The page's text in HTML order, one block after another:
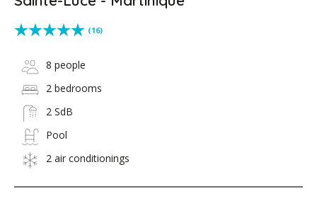
(16)
8 people
2 bedrooms
2 SdB
Pool
2 air conditionings